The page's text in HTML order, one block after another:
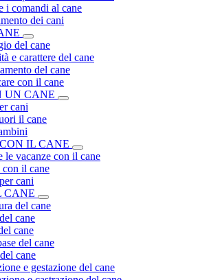
i comandi al cane
dei cani
del cane
e carattere del cane
del cane
con il cane
UN CANE
cani
il cane
IL CANE
le vacanze con il cane
con il cane
cani
CANE
del cane
cane
cane
del cane
cane
e gestazione del cane